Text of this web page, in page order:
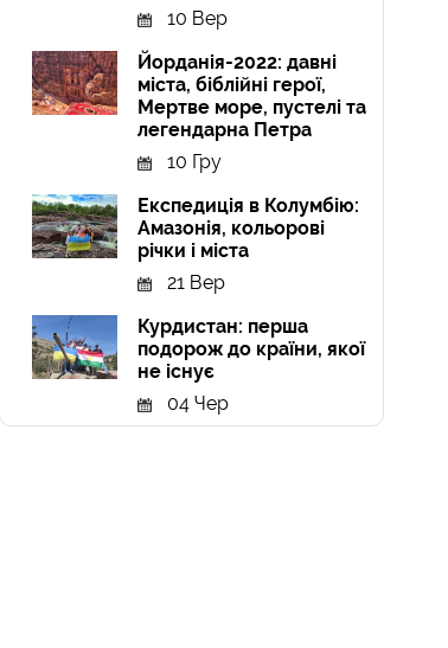
10 Вер
Йорданія-2022: давні
міста, біблійні герої,
Мертве море, пустелі та
легендарна Петра
10 Гру
Експедиція в Колумбію:
Амазонія, кольорові
річки і міста
21 Вер
Курдистан: перша
подорож до країни, якої
не існує
04 Чер